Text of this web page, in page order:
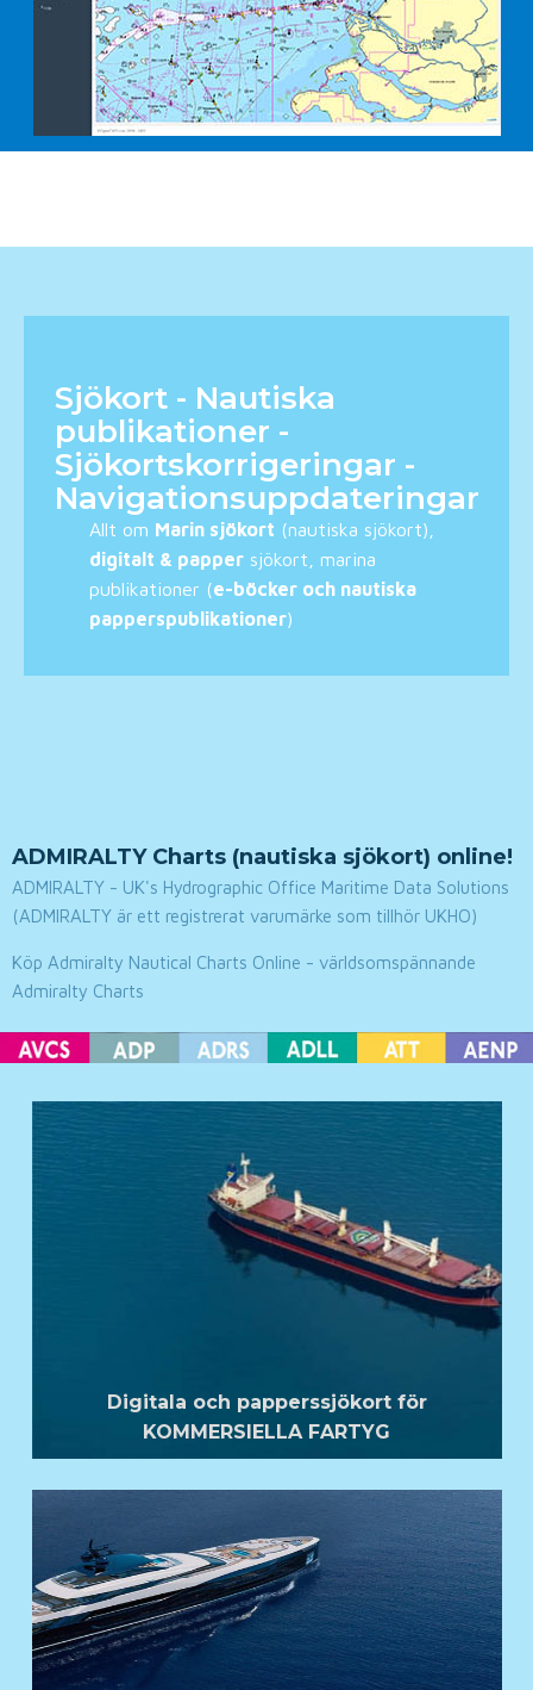
Sjökort - Nautiska
publikationer -
Sjökortskorrigeringar -
Navigationsuppdateringar
Allt om Marin sjökort (nautiska sjökort),
digitalt & papper sjökort, marina
publikationer (e-böcker och nautiska
papperspublikationer)
ADMIRALTY Charts (nautiska sjökort) online!
ADMIRALTY - UK's Hydrographic Office Maritime Data Solutions
(ADMIRALTY är ett registrerat varumärke som tillhör UKHO)
Köp Admiralty Nautical Charts Online - världsomspännande
Admiralty Charts
Digitala och papperssjökort för
KOMMERSIELLA FARTYG